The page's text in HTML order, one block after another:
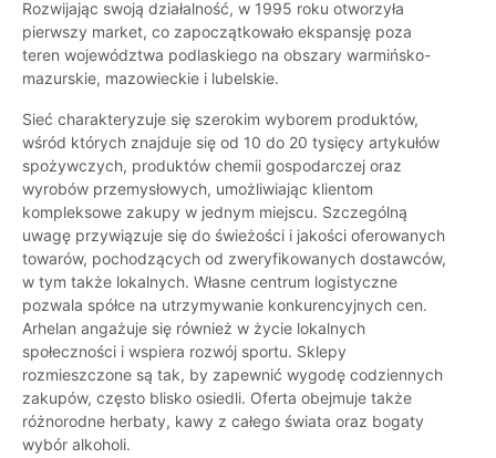
Rozwijając swoją działalność, w 1995 roku otworzyła
pierwszy market, co zapoczątkowało ekspansję poza
teren województwa podlaskiego na obszary warmińsko-
mazurskie, mazowieckie i lubelskie.
Sieć charakteryzuje się szerokim wyborem produktów,
wśród których znajduje się od 10 do 20 tysięcy artykułów
spożywczych, produktów chemii gospodarczej oraz
wyrobów przemysłowych, umożliwiając klientom
kompleksowe zakupy w jednym miejscu. Szczególną
uwagę przywiązuje się do świeżości i jakości oferowanych
towarów, pochodzących od zweryfikowanych dostawców,
w tym także lokalnych. Własne centrum logistyczne
pozwala spółce na utrzymywanie konkurencyjnych cen.
Arhelan angażuje się również w życie lokalnych
społeczności i wspiera rozwój sportu. Sklepy
rozmieszczone są tak, by zapewnić wygodę codziennych
zakupów, często blisko osiedli. Oferta obejmuje także
różnorodne herbaty, kawy z całego świata oraz bogaty
wybór alkoholi.